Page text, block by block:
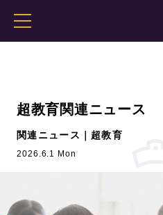
超教育関連ニュース
関連ニュース｜超教育
2026.6.1 Mon